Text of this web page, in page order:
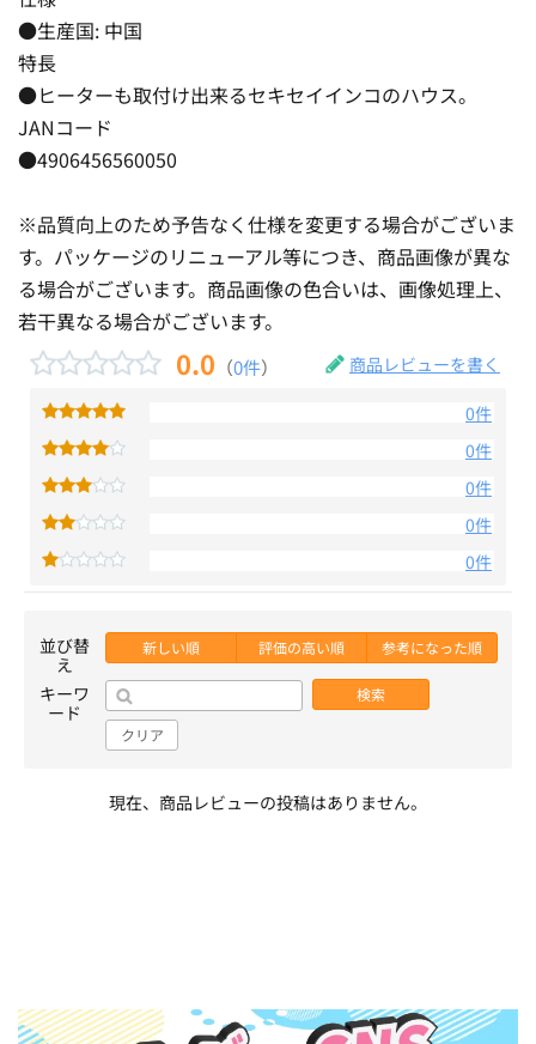
●生産国: 中国
特長
●ヒーターも取付け出来るセキセイインコのハウス。
JANコード
●4906456560050
※品質向上のため予告なく仕様を変更する場合がございま
す。パッケージのリニューアル等につき、商品画像が異な
る場合がございます。商品画像の色合いは、画像処理上、
若干異なる場合がございます。
0.0 （0件） 商品レビューを書く
0件
0件
0件
0件
0件
並び替
え
新しい順 評価の高い順 参考になった順
キーワ
ード
検索
クリア
現在、商品レビューの投稿はありません。